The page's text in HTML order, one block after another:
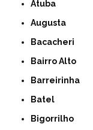
Atuba
Augusta
Bacacheri
Bairro Alto
Barreirinha
Batel
Bigorrilho